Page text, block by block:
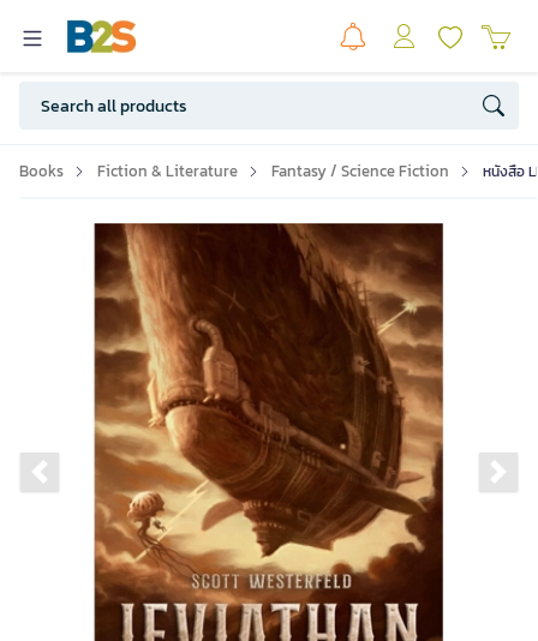
Books Fiction & Literature Fantasy / Science Fiction หนังสือ
Previous slide